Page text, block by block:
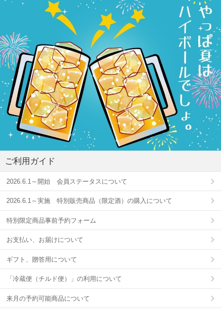
ご利用ガイド
2026.6.1～開始 会員ステータスについて
2026.6.1～実施 特別販売商品（限定酒）の購入について
特別限定商品事前予約フォーム
お支払い、お届けについて
ギフト、贈答用について
「冷蔵便（チルド便）」の利用について
来月の予約可能商品について